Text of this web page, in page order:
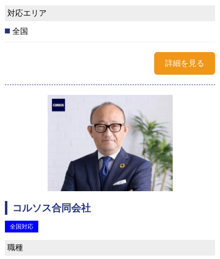
対応エリア
全国
詳細を見る
コルソス合同会社
全国対応
職種